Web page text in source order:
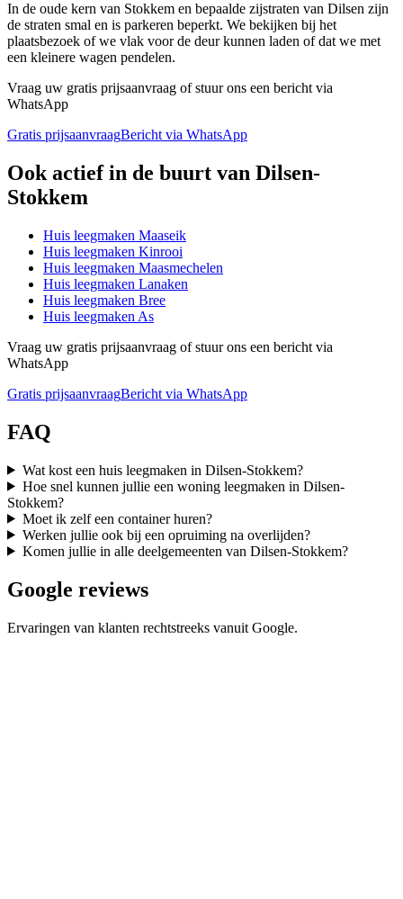
In de oude kern van Stokkem en bepaalde zijstraten van Dilsen zijn
de straten smal en is parkeren beperkt. We bekijken bij het
plaatsbezoek of we vlak voor de deur kunnen laden of dat we met
een kleinere wagen pendelen.
Vraag uw gratis prijsaanvraag of stuur ons een bericht via
WhatsApp
Gratis prijsaanvraagBericht via WhatsApp
Ook actief in de buurt van Dilsen-
Stokkem
Huis leegmaken Maaseik
Huis leegmaken Kinrooi
Huis leegmaken Maasmechelen
Huis leegmaken Lanaken
Huis leegmaken Bree
Huis leegmaken As
Vraag uw gratis prijsaanvraag of stuur ons een bericht via
WhatsApp
Gratis prijsaanvraagBericht via WhatsApp
FAQ
Wat kost een huis leegmaken in Dilsen-Stokkem?
Hoe snel kunnen jullie een woning leegmaken in Dilsen-
Stokkem?
Moet ik zelf een container huren?
Werken jullie ook bij een opruiming na overlijden?
Komen jullie in alle deelgemeenten van Dilsen-Stokkem?
Google reviews
Ervaringen van klanten rechtstreeks vanuit Google.